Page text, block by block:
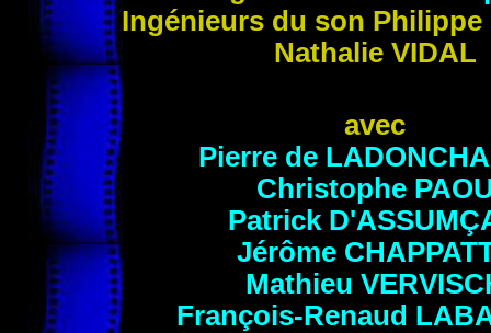
Ingénieurs du son Philippe
Nathalie VIDAL
avec
Pierre de
Christophe
Patrick
Jérôme
Mathieu
François-Renaud